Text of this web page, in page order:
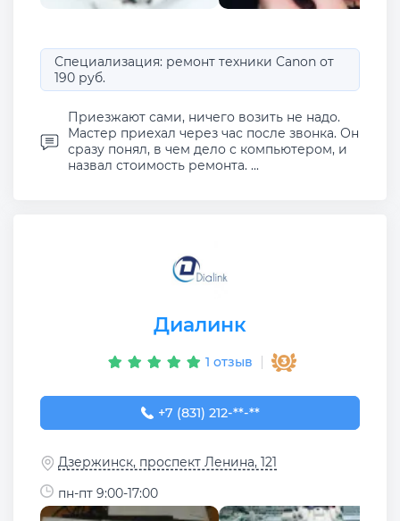
Специализация: ремонт техники Canon от
190 руб.
Приезжают сами, ничего возить не надо.
Мастер приехал через час после звонка. Он
сразу понял, в чем дело с компьютером, и
назвал стоимость ремонта. ...
Диалинк
1 отзыв
+7 (831) 212-87-20
+7 (831) 212-**-**
Дзержинск, проспект Ленина, 121
пн-пт 9:00-17:00